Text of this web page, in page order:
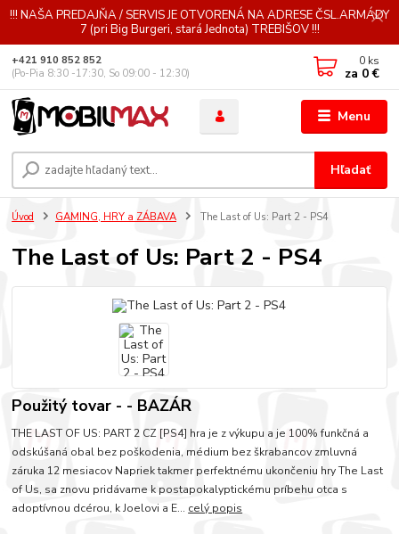
!!! NAŠA PREDAJŇA / SERVIS JE OTVORENÁ NA ADRESE ČSL.ARMÁDY
7 (pri Big Burgeri, stará Jednota) TREBIŠOV !!!
Menu
Hľadať
+421 910 852 852
(Po-Pia 8:30 -17:30, So 09:00 - 12:30)
0 ks
za 0 €
Úvod GAMING, HRY a ZÁBAVA The Last of Us: Part 2 - PS4
The Last of Us: Part 2 - PS4
Použitý tovar - - BAZÁR
THE LAST OF US: PART 2 CZ [PS4] hra je z výkupu a je 100% funkčná a
odskúšaná obal bez poškodenia, médium bez škrabancov zmluvná
záruka 12 mesiacov Napriek takmer perfektnému ukončeniu hry The Last
of Us, sa znovu pridávame k postapokalyptickému príbehu otca s
adoptívnou dcérou, k Joelovi a E... celý popis